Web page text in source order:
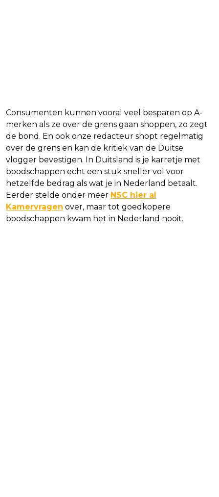
Consumenten kunnen vooral veel besparen op A-
merken als ze over de grens gaan shoppen, zo zegt
de bond. En ook onze redacteur shopt regelmatig
over de grens en kan de kritiek van de Duitse
vlogger bevestigen. In Duitsland is je karretje met
boodschappen echt een stuk sneller vol voor
hetzelfde bedrag als wat je in Nederland betaalt.
Eerder stelde onder meer NSC hier al
Kamervragen over, maar tot goedkopere
boodschappen kwam het in Nederland nooit.